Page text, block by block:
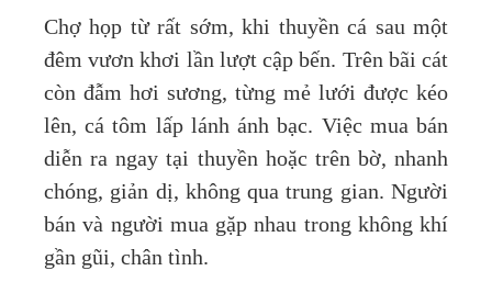
Chợ họp từ rất sớm, khi thuyền cá sau một
đêm vươn khơi lần lượt cập bến. Trên bãi cát
còn đẫm hơi sương, từng mẻ lưới được kéo
lên, cá tôm lấp lánh ánh bạc. Việc mua bán
diễn ra ngay tại thuyền hoặc trên bờ, nhanh
chóng, giản dị, không qua trung gian. Người
bán và người mua gặp nhau trong không khí
gần gũi, chân tình.